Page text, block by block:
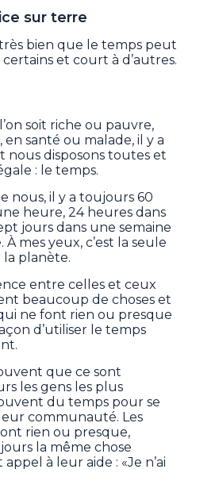
sur terre
bien que le temps peut
et court à d’autres.
soit riche ou pauvre,
santé ou malade, il y a
nous disposons toutes et
: le temps.
nous, il y a toujours 60
heure, 24 heures dans
jours dans une semaine
À mes yeux, c’est la seule
la planète.
entre celles et ceux
beaucoup de choses et
ne font rien ou presque
d’utiliser le temps
que ce sont
les gens les plus
du temps pour se
communauté. Les
rien ou presque,
la même chose
appel à leur aide : «Je n’ai